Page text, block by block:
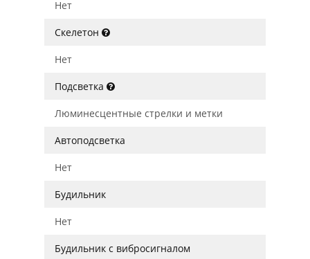
Нет
Скелетон
Нет
Подсветка
Люминесцентные стрелки и метки
Автоподсветка
Нет
Будильник
Нет
Будильник с вибросигналом